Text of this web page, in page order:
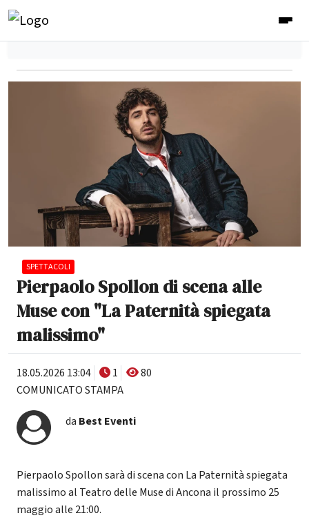
SPETTACOLI
Pierpaolo Spollon di scena alle
Muse con "La Paternità spiegata
malissimo"
18.05.2026 13:04 1
80
COMUNICATO STAMPA
da Best Eventi
Pierpaolo Spollon sarà di scena con La Paternità spiegata
malissimo al Teatro delle Muse di Ancona il prossimo 25
maggio alle 21:00.